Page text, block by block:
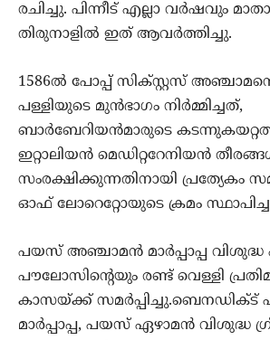
രചിച്ചു. പിന്നീട് എല്ലാ വര്‍ഷവും
തിരുനാളില്‍ ഇത് ആവര്‍ത്തിച്ചു.
1586ല്‍ പോപ്പ് സിക്സ്റ്റസ്
പള്ളിയുടെ മുന്‍ഭാഗം നിര്‍മ്മിച്ചത്,
ബാര്‍ബേറിയന്‍മാരുടെ
ഇറ്റാലിയന്‍ മെഡിറ്ററേനിയന്‍
സംരക്ഷിക്കുന്നതിനായി പ്രത്യേകം
ഓഫ് ലോറെറ്റോയുടെ ക്രമം
പയസ് അഞ്ചാമന്‍ മാര്‍പ്പാപ്പ വിശുദ്ധ
പൗലോസിന്റെയും രണ്ട് വെള്ളി
കാസയ്ക്ക് സമര്‍പ്പിച്ചു.ബെനഡിക്ട്
മാര്‍പ്പാപ്പ, പയസ് ഏഴാമന്‍ വിശുദ്ധ